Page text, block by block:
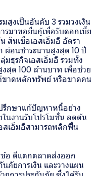
สูงเป็นอันดับ 3 รวมวงเงิน
รมาขอยื่นกู้เพื่อรับดอกเบี้ย
สินเชื่อเอสเอ็มอี อัตรา
ผ่อนชำระนานสูงสุด 10 ปี
ธุรกิจเอสเอ็มอี รวมทั้ง
สุด 100 ล้านบาท เพื่อช่วย
ขาดหลักทรัพย์ หรือขาดคน
รึกษาแก้ปัญหาหนี้อย่าง
นงานรับโปรโมชั่น ลดต้น
สเอ็มอีสามารถพลิกฟื้น
อ ตีแตกตลาดส่งออก
ภัยการเงิน และวางแผน